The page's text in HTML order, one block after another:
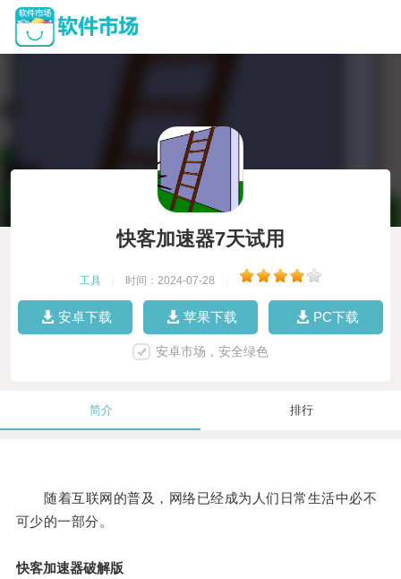
快客加速器7天试用
工具 时间：2024-07-28
安卓下载 苹果下载 PC下载
安卓市场，安全绿色
简介 排行
随着互联网的普及，网络已经成为人们日常生活中必不
可少的一部分。
快客加速器破解版